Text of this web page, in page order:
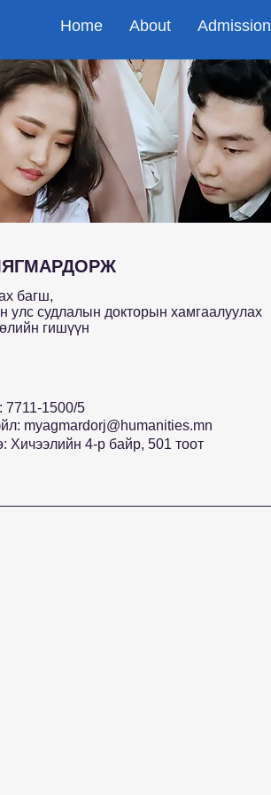
Home About Admission
багш,
улс судлалын докторын хамгаалуулах
гишүүн
7711-1500/5
myagmardorj@humanities.mn
Хичээлийн 4-р байр, 501 тоот